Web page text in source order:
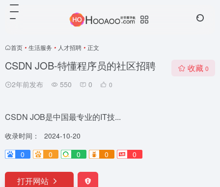
首页 • 生活服务 • 人才招聘 • 正文
CSDN JOB-特懂程序员的社区招聘
2年前发布 550 0 0
收藏 0
CSDN JOB是中国最专业的IT技...
收录时间：
2024-10-20
0
0 0 0 0
打开网站